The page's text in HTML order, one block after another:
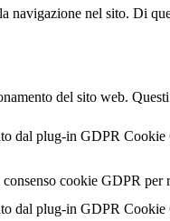
navigazione nel sito. Di
del sito web.
dal plug-in GDPR
cookie GDPR
dal plug-in GDPR